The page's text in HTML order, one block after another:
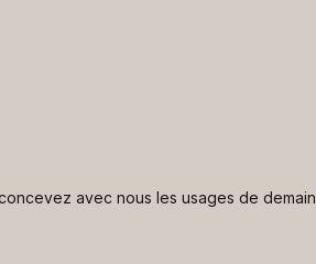
avec nous les usages de demain